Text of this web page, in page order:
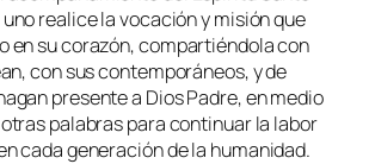
realice la vocación y misión que
en su corazón, compartiéndola con
con sus contemporáneos, y de
presente a Dios Padre, en medio
palabras para continuar la labor
cada generación de la humanidad.